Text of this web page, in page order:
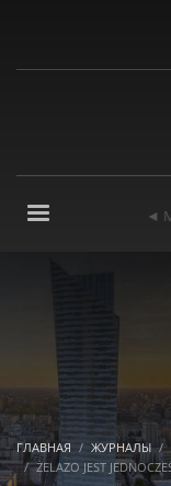
◄
ГЛАВНАЯ ЖУРНАЛЫ
ŻELAZO JEST